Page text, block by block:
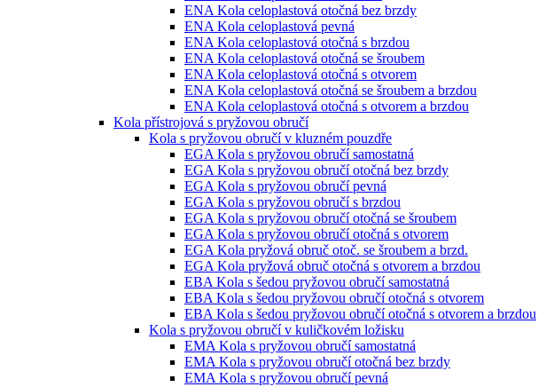
ENA Kola celoplastová otočná bez brzdy
ENA Kola celoplastová pevná
ENA Kola celoplastová otočná s brzdou
ENA Kola celoplastová otočná se šroubem
ENA Kola celoplastová otočná s otvorem
ENA Kola celoplastová otočná se šroubem a brzdou
ENA Kola celoplastová otočná s otvorem a brzdou
Kola přístrojová s pryžovou obručí
Kola s pryžovou obručí v kluzném pouzdře
EGA Kola s pryžovou obručí samostatná
EGA Kola s pryžovou obručí otočná bez brzdy
EGA Kola s pryžovou obručí pevná
EGA Kola s pryžovou obručí s brzdou
EGA Kola s pryžovou obručí otočná se šroubem
EGA Kola s pryžovou obručí otočná s otvorem
EGA Kola pryžová obruč otoč. se šroubem a brzd.
EGA Kola pryžová obruč otočná s otvorem a brzdou
EBA Kola s šedou pryžovou obručí samostatná
EBA Kola s šedou pryžovou obručí otočná s otvorem
EBA Kola s šedou pryžovou obručí otočná s otvorem a brzdou
Kola s pryžovou obručí v kuličkovém ložisku
EMA Kola s pryžovou obručí samostatná
EMA Kola s pryžovou obručí otočná bez brzdy
EMA Kola s pryžovou obručí pevná